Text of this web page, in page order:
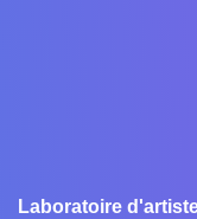
Laboratoire